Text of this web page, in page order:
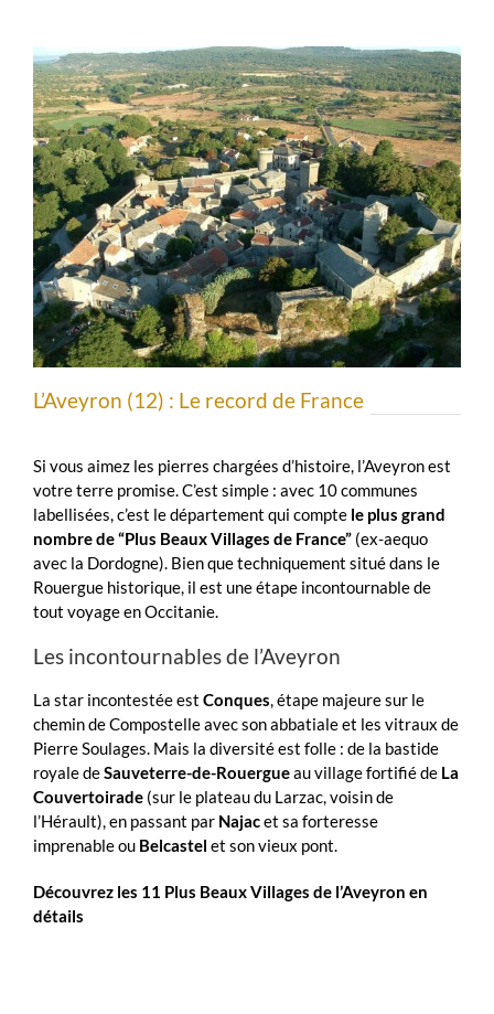
L’Aveyron (12) : Le record de France
Si vous aimez les pierres chargées d’histoire, l’Aveyron est
votre terre promise. C’est simple : avec 10 communes
labellisées, c’est le département qui compte le plus grand
nombre de “Plus Beaux Villages de France”(ex-aequo
avec la Dordogne). Bien que techniquement situé dans le
Rouergue historique, il est une étape incontournable de
tout voyage en Occitanie.
Les incontournables de l’Aveyron
La star incontestée est Conques, étape majeure sur le
chemin de Compostelle avec son abbatiale et les vitraux de
Pierre Soulages. Mais la diversité est folle : de la bastide
royale deSauveterre-de-Rouergueau village fortifié de La
Couvertoirade(sur le plateau du Larzac, voisin de
l’Hérault), en passant par Najacet sa forteresse
imprenable ou Belcastel et son vieux pont.
Découvrez les 11 Plus Beaux Villages de l’Aveyron en
détails